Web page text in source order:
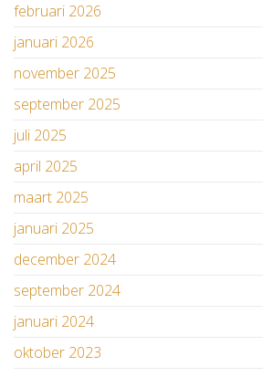
februari 2026
januari 2026
november 2025
september 2025
juli 2025
april 2025
maart 2025
januari 2025
december 2024
september 2024
januari 2024
oktober 2023